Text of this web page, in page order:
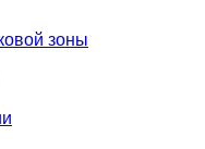
зоны